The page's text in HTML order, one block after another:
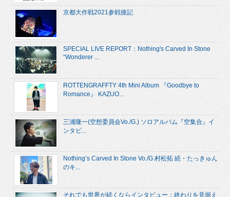
京都大作戦2021参戦後記
SPECIAL LIVE REPORT：Nothing's Carved In Stone
“Wonderer ...
ROTTENGRAFFTY 4th Mini Album 『Goodbye to
Romance』 KAZUO...
三浦隆一(空想委員会Vo./G.) ソロアルバム『空集合』イ
ンタビ...
Nothing’s Carved In Stone Vo./G.村松拓 続・たっきゅん
のキ...
それでも世界が続くならインタビュー：終わりを見据え